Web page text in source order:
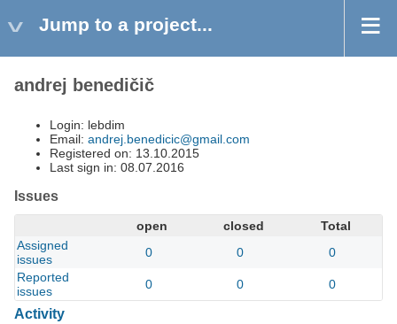
Jump to a project...
andrej benedičič
Login: lebdim
Email: andrej.benedicic@gmail.com
Registered on: 13.10.2015
Last sign in: 08.07.2016
Issues
open closed
Total
Assigned
issues
0 0
0
Reported
issues
0 0 0
Activity